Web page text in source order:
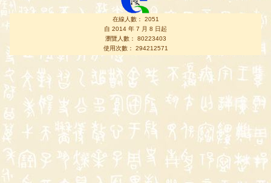
在線人數： 2051
自 2014 年 7 月 8 日起
瀏覽人數： 80223403
使用次數： 294212571